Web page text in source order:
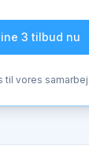
3 tilbud nu
til vores